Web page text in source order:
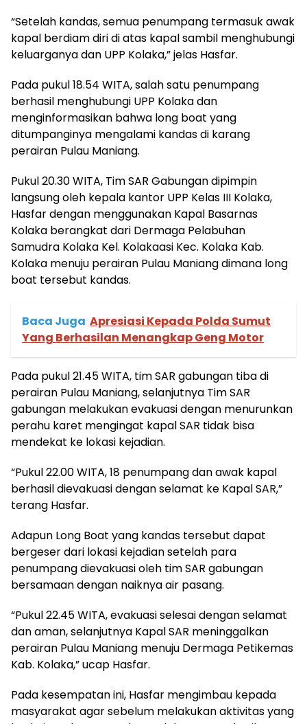
“Setelah kandas, semua penumpang termasuk awak
kapal berdiam diri di atas kapal sambil menghubungi
keluarganya dan UPP Kolaka,” jelas Hasfar.
Pada pukul 18.54 WITA, salah satu penumpang
berhasil menghubungi UPP Kolaka dan
menginformasikan bahwa long boat yang
ditumpanginya mengalami kandas di karang
perairan Pulau Maniang.
Pukul 20.30 WITA, Tim SAR Gabungan dipimpin
langsung oleh kepala kantor UPP Kelas III Kolaka,
Hasfar dengan menggunakan Kapal Basarnas
Kolaka berangkat dari Dermaga Pelabuhan
Samudra Kolaka Kel. Kolakaasi Kec. Kolaka Kab.
Kolaka menuju perairan Pulau Maniang dimana long
boat tersebut kandas.
Baca Juga Apresiasi Kepada Polda Sumut
Yang Berhasilan Menangkap Geng Motor
Pada pukul 21.45 WITA, tim SAR gabungan tiba di
perairan Pulau Maniang, selanjutnya Tim SAR
gabungan melakukan evakuasi dengan menurunkan
perahu karet mengingat kapal SAR tidak bisa
mendekat ke lokasi kejadian.
“Pukul 22.00 WITA, 18 penumpang dan awak kapal
berhasil dievakuasi dengan selamat ke Kapal SAR,”
terang Hasfar.
Adapun Long Boat yang kandas tersebut dapat
bergeser dari lokasi kejadian setelah para
penumpang dievakuasi oleh tim SAR gabungan
bersamaan dengan naiknya air pasang.
“Pukul 22.45 WITA, evakuasi selesai dengan selamat
dan aman, selanjutnya Kapal SAR meninggalkan
perairan Pulau Maniang menuju Dermaga Petikemas
Kab. Kolaka,” ucap Hasfar.
Pada kesempatan ini, Hasfar mengimbau kepada
masyarakat agar sebelum melakukan aktivitas yang